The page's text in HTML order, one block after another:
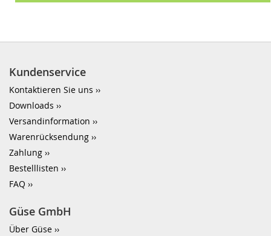
Kundenservice
Kontaktieren Sie uns
Downloads
Versandinformation
Warenrücksendung
Zahlung
Bestelllisten
FAQ
Güse GmbH
Über Güse